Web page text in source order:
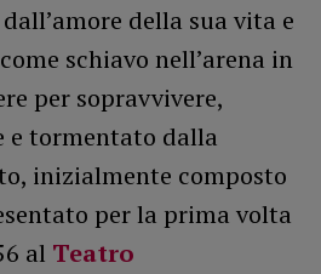
della sua vita e
schiavo nell’arena in
per sopravvivere,
e tormentato dalla
inizialmente composto
per la prima volta
al Teatro